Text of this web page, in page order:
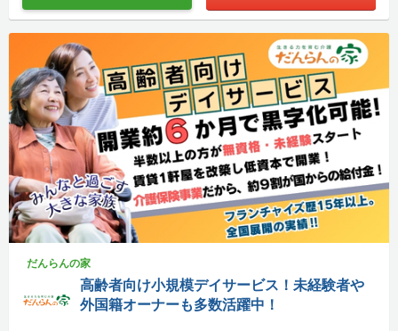
だんらんの家
高齢者向け小規模デイサービス！未経験者や
外国籍オーナーも多数活躍中！